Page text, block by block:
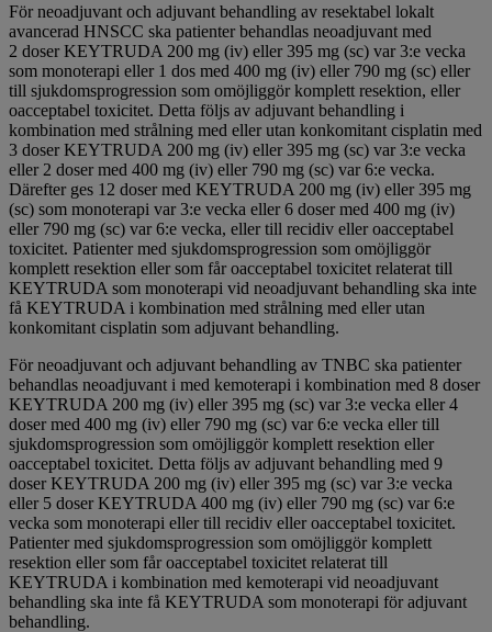
För neoadjuvant och adjuvant behandling av resektabel lokalt
avancerad HNSCC ska patienter behandlas neoadjuvant med
2 doser KEYTRUDA 200 mg (iv) eller 395 mg (sc) var 3:e vecka
som monoterapi eller 1 dos med 400 mg (iv) eller 790 mg (sc) eller
till sjukdomsprogression som omöjliggör komplett resektion, eller
oacceptabel toxicitet. Detta följs av adjuvant behandling i
kombination med strålning med eller utan konkomitant cisplatin med
3 doser KEYTRUDA 200 mg (iv) eller 395 mg (sc) var 3:e vecka
eller 2 doser med 400 mg (iv) eller 790 mg (sc) var 6:e vecka.
Därefter ges 12 doser med KEYTRUDA 200 mg (iv) eller 395 mg
(sc) som monoterapi var 3:e vecka eller 6 doser med 400 mg (iv)
eller 790 mg (sc) var 6:e vecka, eller till recidiv eller oacceptabel
toxicitet. Patienter med sjukdomsprogression som omöjliggör
komplett resektion eller som får oacceptabel toxicitet relaterat till
KEYTRUDA som monoterapi vid neoadjuvant behandling ska inte
få KEYTRUDA i kombination med strålning med eller utan
konkomitant cisplatin som adjuvant behandling.
För neoadjuvant och adjuvant behandling av TNBC ska patienter
behandlas neoadjuvant i med kemoterapi i kombination med 8 doser
KEYTRUDA 200 mg (iv) eller 395 mg (sc) var 3:e vecka eller 4
doser med 400 mg (iv) eller 790 mg (sc) var 6:e vecka eller till
sjukdomsprogression som omöjliggör komplett resektion eller
oacceptabel toxicitet. Detta följs av adjuvant behandling med 9
doser KEYTRUDA 200 mg (iv) eller 395 mg (sc) var 3:e vecka
eller 5 doser KEYTRUDA 400 mg (iv) eller 790 mg (sc) var 6:e
vecka som monoterapi eller till recidiv eller oacceptabel toxicitet.
Patienter med sjukdomsprogression som omöjliggör komplett
resektion eller som får oacceptabel toxicitet relaterat till
KEYTRUDA i kombination med kemoterapi vid neoadjuvant
behandling ska inte få KEYTRUDA som monoterapi för adjuvant
behandling.